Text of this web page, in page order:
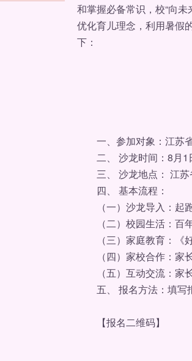
和掌握必备常识，校“向
优化育儿理念，利用暑假
下：
一、参加对象：江苏
二、 沙龙时间：8月1
三、 沙龙地点： 江苏
四、 基本流程：
（一）沙龙导入：起
（二）校园生活：百
（三）家庭教育：《好
（四）家校合作：家长
（五）互动交流：家
五、 报名方法：填写
【报名二维码】